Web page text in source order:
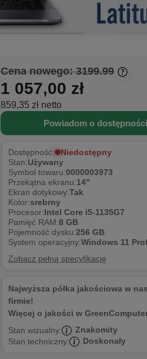
Cena nowego: 3199.99
1 057,00 zł
859,35 zł netto
Powiadom o dostępności
Dostępność:
Niedostępny
Stan:Używany
Symbol towaru:0000003973
Przekątna ekranu:14"
Ekran dotykowy:Tak
Kolor:srebrny
Procesor: Intel Core i5-1135G7
Pamięć RAM:8 GB
Pojemność dysku:256 GB
System operacyjny:Windows 11
Zobacz pełną specyfikację
Najwyższa półka jakościowa w
firmie!
Więcej o jakości w
Stan wizualny:
Znakomity
Stan techniczny:
Doskonały